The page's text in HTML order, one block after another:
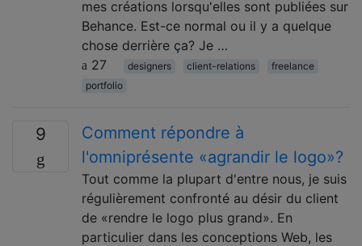
mes créations lorsqu'elles sont publiées sur
Behance. Est-ce normal ou il y a quelque
chose derrière ça? Je …
27
designers client-relations
freelance
portfolio
9
Comment répondre à
l'omniprésente «agrandir le logo»?
Tout comme la plupart d'entre nous, je suis
régulièrement confronté au désir du client
de «rendre le logo plus grand». En
particulier dans les conceptions Web, les